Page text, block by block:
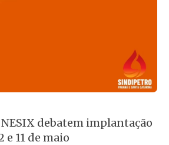
debatem implantação
e 11 de maio